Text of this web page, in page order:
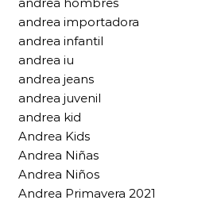
andrea importadora
andrea infantil
andrea iu
andrea jeans
andrea juvenil
andrea kid
Andrea Kids
Andrea Niñas
Andrea Niños
Andrea Primavera 2021